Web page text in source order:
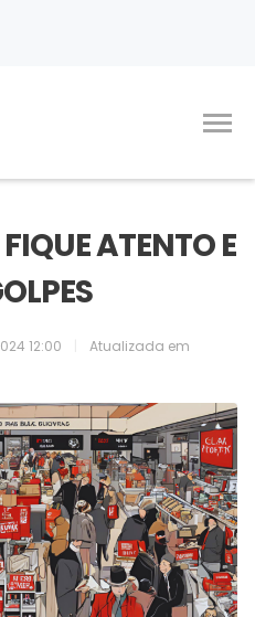
ATENTO E
12:00
Atualizada em